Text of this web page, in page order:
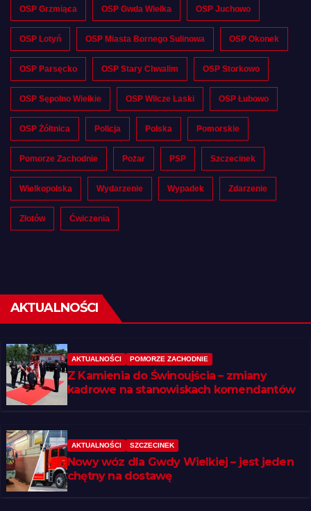
OSP Grzmiąca OSP Gwda Wielka OSP Juchowo
OSP Lotyń OSP Miasta Bornego Sulinowa OSP Okonek
OSP Parsęcko OSP Stary Chwalim OSP Storkowo
OSP Sępolno Wielkie OSP Wilcze Laski OSP Łubowo
OSP Żółtnica Policja Polska Pomorskie
Pomorze Zachodnie Pożar PSP Szczecinek
Wielkopolska Wydarzenie Wypadek Zdarzenie
Złotów Ćwiczenia
AKTUALNOŚCI
AKTUALNOŚCI POMORZE ZACHODNIE
Z Kamienia do Świnoujścia – zmiany
kadrowe na stanowiskach komendantów
AKTUALNOŚCI SZCZECINEK
Nowy wóz dla Gwdy Wielkiej – jest jeden
chętny na dostawę